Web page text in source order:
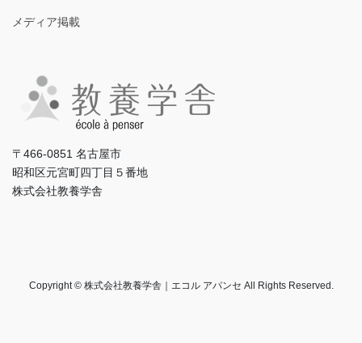
メディア掲載
〒466-0851 名古屋市
昭和区元宮町四丁目５番地
株式会社教養学舎
Copyright © 株式会社教養学舎｜エコル アパンセ All Rights Reserved.